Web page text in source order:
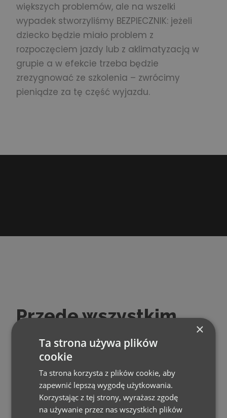
większych problemów, ale na wszelki
wypadek stworzyliśmy BEZPIECZNIK: jeżeli
dziecko będzie miało problem z
rozpoczęciem jazdy lub z aklimatyzacją w
grupie a w efekcie trzeba będzie
zrezygnować ze szkolenia – zwrócimy
pieniądze za tę część wyjazdu.
Przede wszystkim
bezpieczeństwo na
stoku
Możecie być spokojni, Waszymi dziećmi
zajmą się profesonaliści ze Szkoły
×
Ta strona używa plików
cookie
Ta strona korzysta z plików cookie, aby
zapewnić lepszą wygodę użytkowania.
Korzystając z tej strony, wyrażasz zgodę
na używanie przez nas wszystkich plików